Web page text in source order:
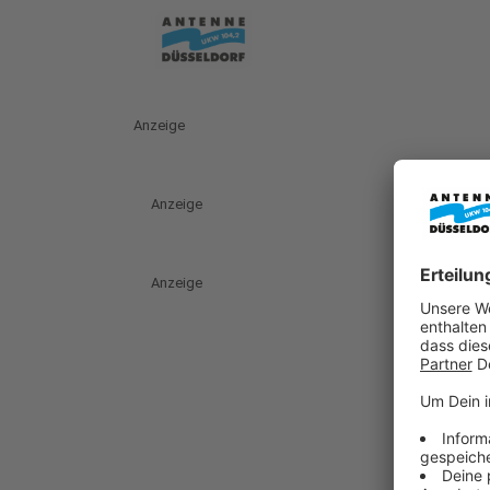
Anzeige
Anzeige
Anzeige